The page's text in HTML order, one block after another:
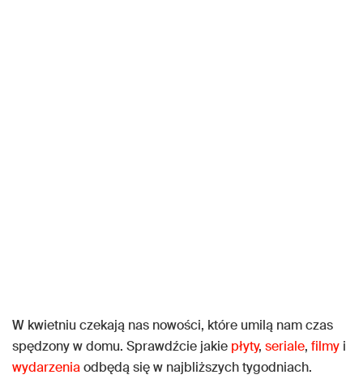
W kwietniu czekają nas nowości, które umilą nam czas
spędzony w domu. Sprawdźcie jakie płyty, seriale, filmy i
wydarzeniaodbędą się w najbliższych tygodniach.